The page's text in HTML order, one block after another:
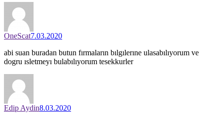
OneScat7.03.2020
abi suan buradan butun fırmaların bılgılerıne ulasabılıyorum ve
dogru ısletmeyı bulabılıyorum tesekkurler
Edip Aydin8.03.2020